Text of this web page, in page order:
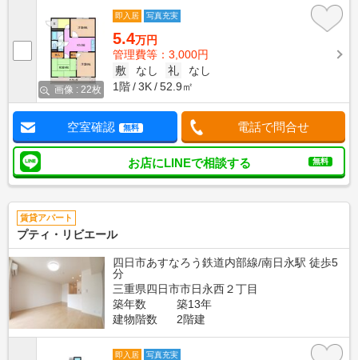
画像 : 22枚
即入居 写真充実
5.4万円
管理費等：3,000円
敷
なし 礼
なし
1階
3K 52.9㎡
空室確認 無料 電話で問合せ
お店にLINEで相談する 無料
賃貸アパート
プティ・リビエール
四日市あすなろう鉄道内部線/南日永駅 徒歩5
分
三重県四日市市日永西２丁目
築年数
築13年
建物階数
2階建
即入居 写真充実